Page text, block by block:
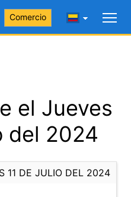
Comercio
el Jueves
del 2024
11 DE JULIO DEL 2024